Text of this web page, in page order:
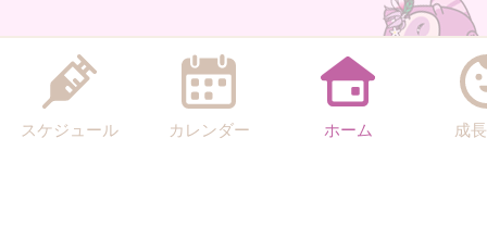
スケジュール カレンダー ホーム 成